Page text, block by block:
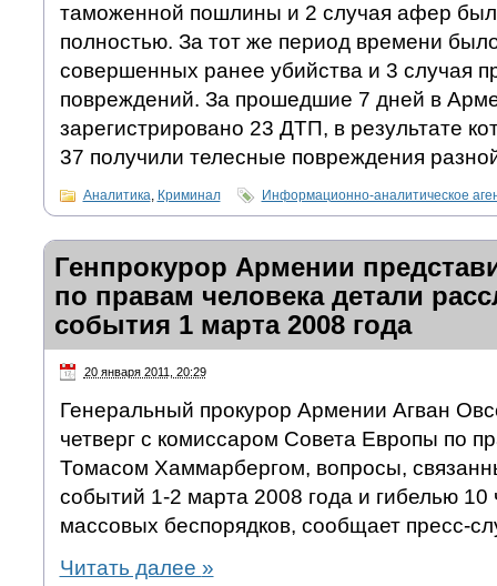
таможенной пошлины и 2 случая афер
полностью. За тот же период времени
совершенных ранее убийства и 3 случая
повреждений. За прошедшие 7 дней в
зарегистрировано 23 ДТП, в результате
37 получили телесные повреждения
Аналитика, Криминал Информационно-аналитическое
Генпрокурор Армении
по правам человека детали
события 1 марта 2008 года
20 января 2011, 20:29
Генеральный прокурор Армении Агван
четверг с комиссаром Совета Европы по
Томасом Хаммарбергом, вопросы,
событий 1-2 марта 2008 года и гибелью 10
массовых беспорядков, сообщает пресс-
Читать далее »